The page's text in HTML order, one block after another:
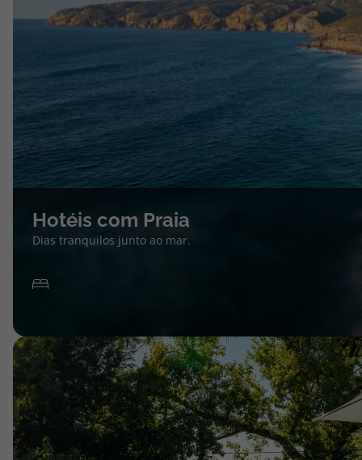
Hotéis com Praia
Dias tranquilos junto ao mar.